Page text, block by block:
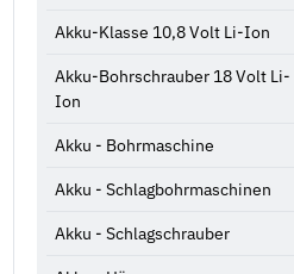
Akku-Klasse 10,8 Volt Li-Ion
Akku-Bohrschrauber 18 Volt Li-
Ion
Akku - Bohrmaschine
Akku - Schlagbohrmaschinen
Akku - Schlagschrauber